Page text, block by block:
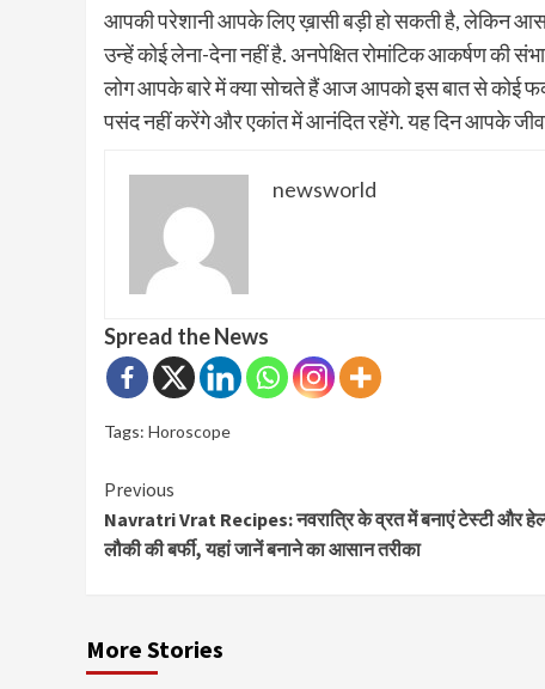
आपकी परेशानी आपके लिए ख़ासी बड़ी हो सकती है, लेकिन
उन्हें कोई लेना-देना नहीं है. अनपेक्षित रोमांटिक आकर्षण की
लोग आपके बारे में क्या सोचते हैं आज आपको इस बात से कोई
पसंद नहीं करेंगे और एकांत में आनंदित रहेंगे. यह दिन आपके
newsworld
Spread the News
Tags: Horoscope
Continue
Reading
Previous
Navratri Vrat Recipes: नवरात्रि के व्रत में बनाएं टेस्टी और
लौकी की बर्फी, यहां जानें बनाने का आसान तरीका
More Stories